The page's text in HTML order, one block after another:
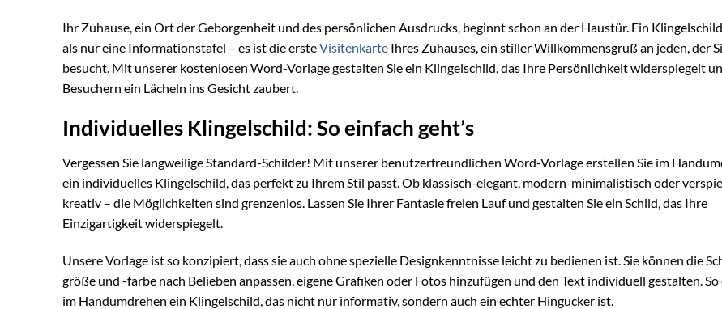
Ihr Zuhause, ein Ort der Geborgenheit und des persönlichen Ausdrucks, beginnt schon an der Haustür. Ein
als nur eine Informationstafel – es ist die ersteVisitenkarte Ihres Zuhauses, ein stiller Willkommensgruß an jeden, der
besucht. Mit unserer kostenlosen Word-Vorlage gestalten Sie ein Klingelschild, das Ihre Persönlichkeit widerspiegelt
Besuchern ein Lächeln ins Gesicht zaubert.
Individuelles Klingelschild: So einfach geht’s
Vergessen Sie langweilige Standard-Schilder! Mit unserer benutzerfreundlichen Word-Vorlage erstellen Sie im
ein individuelles Klingelschild, das perfekt zu Ihrem Stil passt. Ob klassisch-elegant, modern-minimalistisch oder
kreativ – die Möglichkeiten sind grenzenlos. Lassen Sie Ihrer Fantasie freien Lauf und gestalten Sie ein Schild, das Ihre
Einzigartigkeit widerspiegelt.
Unsere Vorlage ist so konzipiert, dass sie auch ohne spezielle Designkenntnisse leicht zu bedienen ist. Sie können die
größe und -farbe nach Belieben anpassen, eigene Grafiken oder Fotos hinzufügen und den Text individuell gestalten.
im Handumdrehen ein Klingelschild, das nicht nur informativ, sondern auch ein echter Hingucker ist.